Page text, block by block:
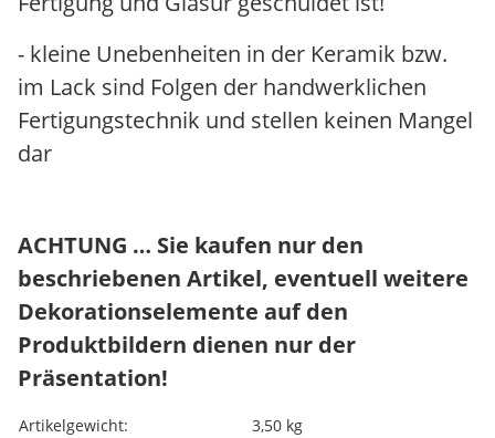
- kleine Unebenheiten in der Keramik bzw.
im Lack sind Folgen der handwerklichen
Fertigungstechnik und stellen keinen Mangel
dar
ACHTUNG … Sie kaufen nur den
beschriebenen Artikel, eventuell weitere
Dekorationselemente auf den
Produktbildern dienen nur der
Präsentation!
Produkteigenschaft
Wert
Artikelgewicht: 3,50 kg